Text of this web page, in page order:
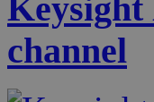
Keysight
channel